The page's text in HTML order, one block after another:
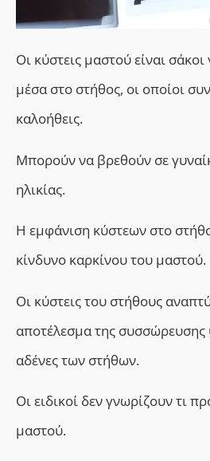
Οι κύστεις μαστού είναι
μέσα στο στήθος, οι οποίοι
καλοήθεις.
Μπορούν να βρεθούν σε
ηλικίας.
Η εμφάνιση κύστεων στο
κίνδυνο καρκίνου του μαστού.
Οι κύστεις του στήθους
αποτέλεσμα της
αδένες των στήθων.
Οι ειδικοί δεν γνωρίζουν τι
μαστού.